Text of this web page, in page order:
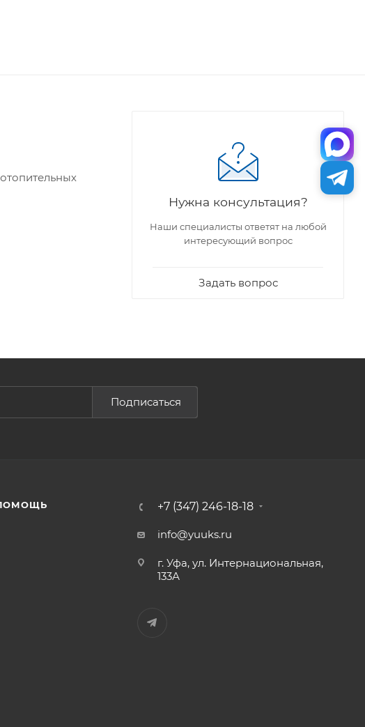
Нужна консультация?
Наши специалисты ответят на любой
интересующий вопрос
Задать вопрос
Подписаться
+7 (347) 246-18-18
info@yuuks.ru
г. Уфа, ул. Интернациональная,
133А